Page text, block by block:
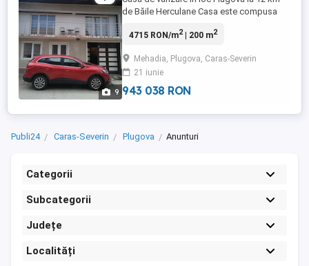
9
de Băile Herculane Casa este compusa
bucătărie, cămară, baie, curte pavata și
verde acoperit de vita de vie. Etaj: 3
camere, 1 baie, terasă acoperita, terasă
neacoperita și balcon. Pod ...
4715 RON/m2| 200 m2
Mehadia, Plugova, Caras-Severin
21 iunie
943 038 RON
Publi24 Caras-Severin Plugova Anunturi
Categorii
Subcategorii
Județe
Localități